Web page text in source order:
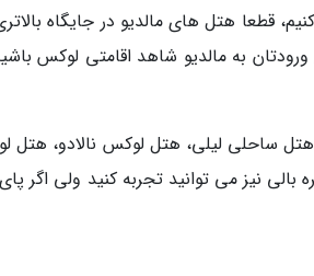
قطعا هتل های مالدیو در جایگاه
به مالدیو شاهد اقامتی لوکس
ساحلی لیلی، هتل لوکس نالادو، هتل
نیز می توانید تجربه کنید ولی اگر